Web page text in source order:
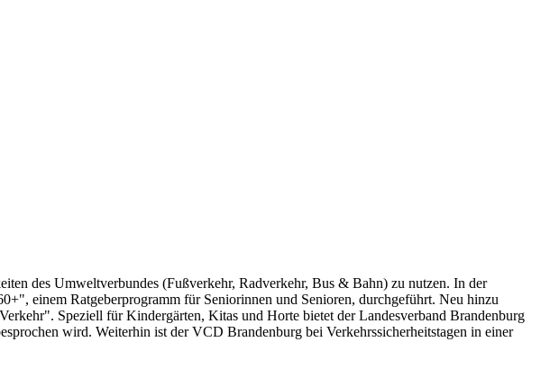
des Umweltverbundes (Fußverkehr, Radverkehr, Bus & Bahn) zu nutzen. In der
einem Ratgeberprogramm für Seniorinnen und Senioren, durchgeführt. Neu hinzu
Speziell für Kindergärten, Kitas und Horte bietet der Landesverband Brandenburg
wird. Weiterhin ist der VCD Brandenburg bei Verkehrssicherheitstagen in einer